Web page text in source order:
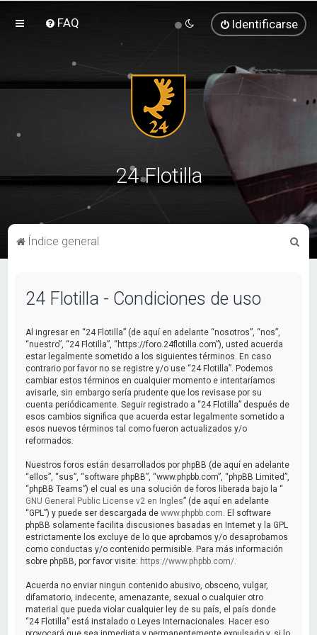
FAQ Identificarse
24 Flotilla
Índice general
24 Flotilla - Condiciones de uso
Al ingresar en “24 Flotilla” (de aquí en adelante “nosotros”, “nos”,
“nuestro”, “24 Flotilla”, “https://foro.24flotilla.com”), usted acuerda
estar legalmente sometido a los siguientes términos. En caso
contrario por favor no se registre y/o use “24 Flotilla”. Podemos
cambiar estos términos en cualquier momento e intentaríamos
avisarle, sin embargo sería prudente que los revisase por su
cuenta periódicamente. Seguir registrado a “24 Flotilla” después de
esos cambios significa que acuerda estar legalmente sometido a
esos nuevos términos tal como fueron actualizados y/o
reformados.
Nuestros foros están desarrollados por phpBB (de aquí en adelante
“ellos”, “sus”, “software phpBB”, “www.phpbb.com”, “phpBB Limited”,
“phpBB Teams”) el cual es una solución de foros liberada bajo la “
GNU General Public License v2 en Ingles” (de aquí en adelante
“GPL”) y puede ser descargada dewww.phpbb.com . El software
phpBB solamente facilita discusiones basadas en Internet y la GPL
estrictamente los excluye de lo que aprobamos y/o desaprobamos
como conductas y/o contenido permisible. Para más información
sobre phpBB, por favor visite: https://www.phpbb.com/
Acuerda no enviar ningun contenido abusivo, obsceno, vulgar,
difamatorio, indecente, amenazante, sexual o cualquier otro
material que pueda violar cualquier ley de su país, el país donde
“24 Flotilla” está instalado o Leyes Internacionales. Hacer eso